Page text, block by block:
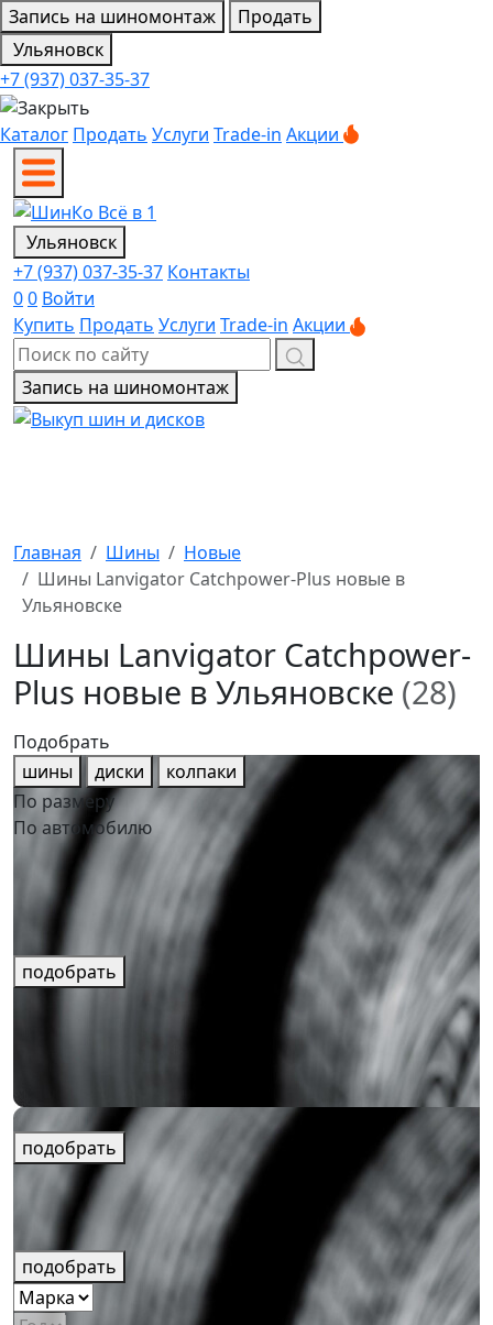
Запись на шиномонтаж
Продать
Ульяновск
+7 (937) 037-35-37
Каталог Продать Услуги Trade-in Акции
Ульяновск
+7 (937) 037-35-37 Контакты
00 Войти
Купить Продать Услуги Trade-in Акции
Запись на шиномонтаж
Главная Шины
Новые
Шины Lanvigator Catchpower-Plus новые в
Ульяновске
Шины Lanvigator Catchpower-
Plus новые в Ульяновске (28)
Подобрать
шины
диски
колпаки
По размеру
По автомобилю
подобрать
подобрать
подобрать